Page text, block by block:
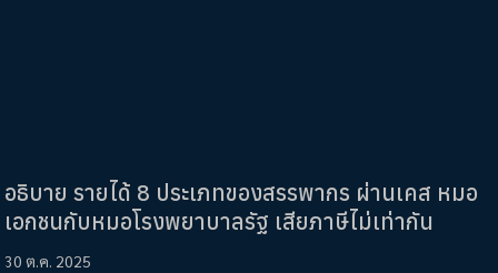
อธิบาย รายได้ 8 ประเภทของสรรพากร ผ่านเคส หมอ
เอกชนกับหมอโรงพยาบาลรัฐ เสียภาษีไม่เท่ากัน
30 ต.ค. 2025